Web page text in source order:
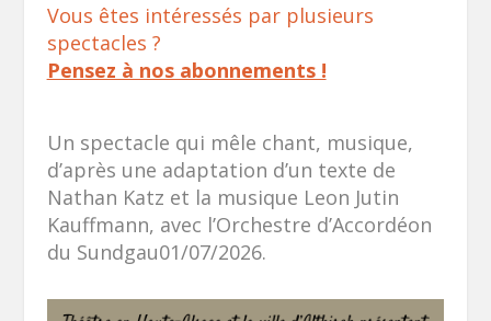
Vous êtes intéressés par plusieurs
spectacles ?
Pensez à nos abonnements !
Un spectacle qui mêle chant, musique,
d’après une adaptation d’un texte de
Nathan Katz et la musique Leon Jutin
Kauffmann, avec l’Orchestre d’Accordéon
du Sundgau01/07/2026.